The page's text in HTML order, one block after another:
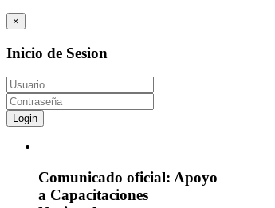
×
Inicio de Sesion
Login
Comunicado oficial: Apoyo
a Capacitaciones